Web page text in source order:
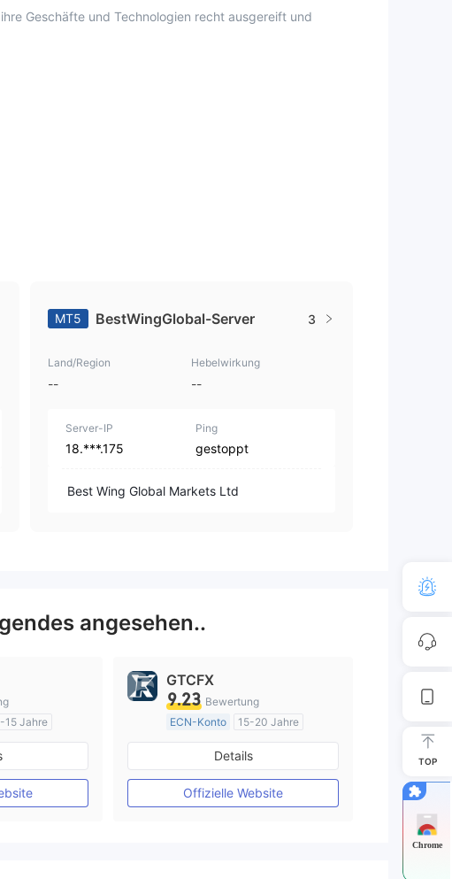
Geschäfte und Technologien recht ausgereift und
MT5 BestWingGlobal-Server 3
Land/Region
--
Hebelwirkung
--
Server-IP
18.***.175
Ping
gestoppt
Best Wing Global Markets Ltd
angesehen..
15 Jahre
GTCFX
9.23 Bewertung
ECN-Konto
15-20 Jahre
Vereinigtes KönigreichRegulierung
Market Making (MM)
MT4-Volllizenz
Details
Offizielle Website
TOP
Chrome